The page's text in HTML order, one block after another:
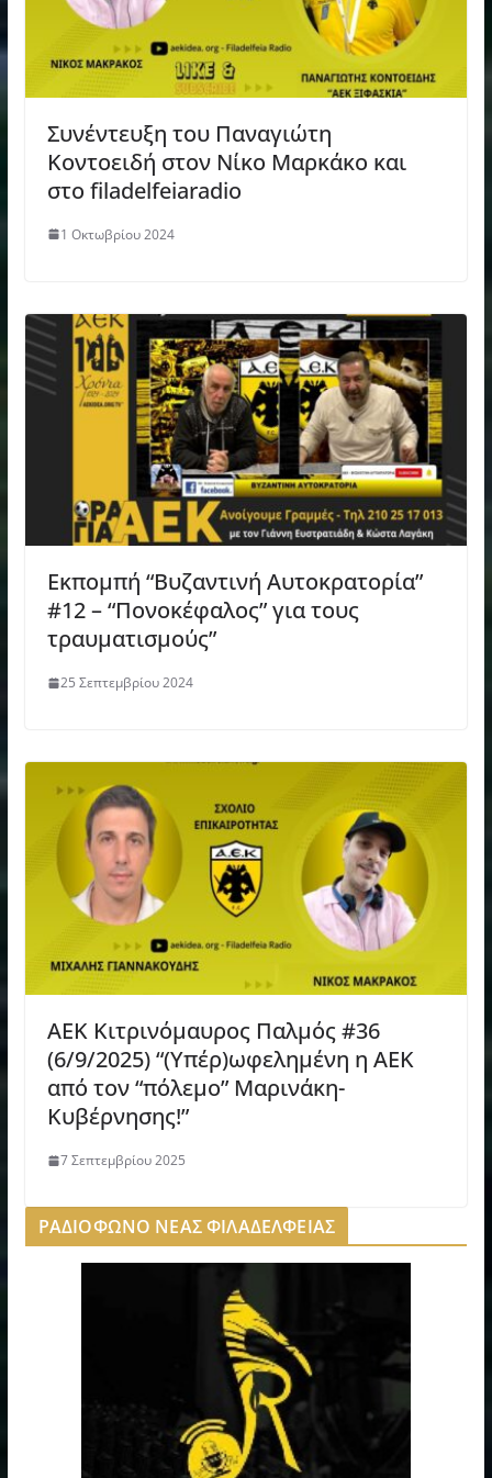
Συνέντευξη του Παναγιώτη
Κοντοειδή στον Νίκο Μαρκάκο και
στο filadelfeiaradio
1 Οκτωβρίου 2024
Εκπομπή “Βυζαντινή Αυτοκρατορία”
#12 – “Πονοκέφαλος” για τους
τραυματισμούς”
25 Σεπτεμβρίου 2024
ΑΕΚ Κιτρινόμαυρος Παλμός #36
(6/9/2025) “(Υπέρ)ωφελημένη η ΑΕΚ
από τον “πόλεμο” Μαρινάκη-
Κυβέρνησης!”
7 Σεπτεμβρίου 2025
ΡΑΔΙΟΦΩΝΟ ΝΕΑΣ ΦΙΛΑΔΕΛΦΕΙΑΣ